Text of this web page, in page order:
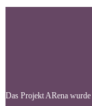
Das Projekt ARena